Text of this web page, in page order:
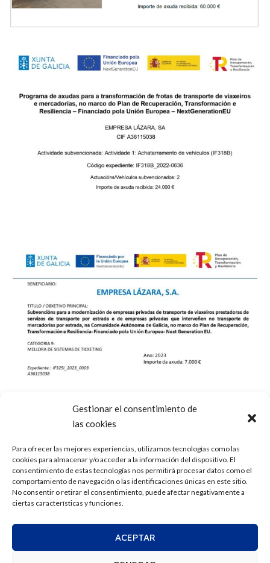
Gestionar el consentimiento de
las cookies
Para ofrecer las mejores experiencias, utilizamos tecnologías como las
cookies para almacenar y/o acceder a la información del dispositivo. El
consentimiento de estas tecnologías nos permitirá procesar datos como el
comportamiento de navegación o las identificaciones únicas en este sitio.
No consentir o retirar el consentimiento, puede afectar negativamente a
ciertas características y funciones.
ACEPTAR